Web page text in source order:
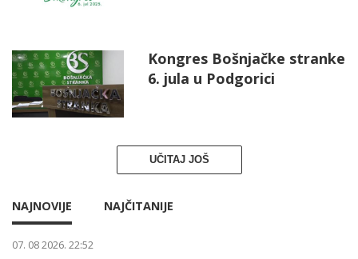
Kongres Bošnjačke stranke
6. jula u Podgorici
UČITAJ JOŠ
NAJNOVIJE NAJČITANIJE
07. 08 2026. 22:52